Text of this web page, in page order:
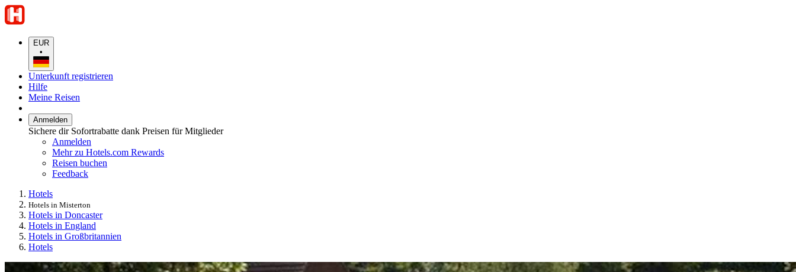
EUR
•
Unterkunft registrieren
Hilfe
Meine Reisen
Anmelden
Sichere dir Sofortrabatte dank Preisen für Mitglieder
Anmelden
Mehr zu Hotels.com Rewards
Reisen buchen
Feedback
Hotels
Hotels in Misterton
Hotels in Doncaster
Hotels in England
Hotels in Großbritannien
Hotels